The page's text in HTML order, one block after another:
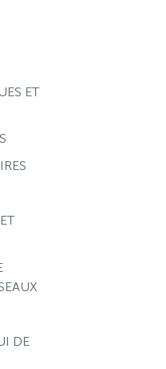
ET
DE